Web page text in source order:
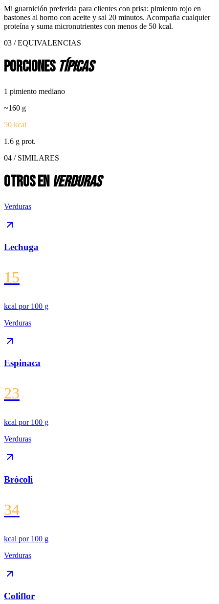
Mi guarnición preferida para clientes con prisa: pimiento rojo en
bastones al horno con aceite y sal 20 minutos. Acompaña cualquier
proteína y suma micronutrientes con menos de 50 kcal.
03 / EQUIVALENCIAS
Porciones típicas
1 pimiento mediano
~160 g
50 kcal
1.6 g prot.
04 / SIMILARES
Otros enverduras
Verduras
Lechuga
15
kcal por 100 g
Verduras
Espinaca
23
kcal por 100 g
Verduras
Brócoli
34
kcal por 100 g
Verduras
Coliflor